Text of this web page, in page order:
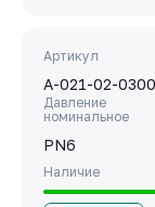
Артикул
A-021-02-
Давление
номинальное
PN6
Наличие